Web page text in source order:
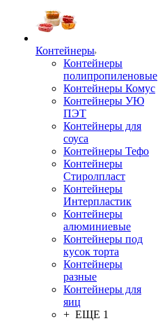
Контейнеры
Контейнеры
полипропиленовые
Контейнеры Комус
Контейнеры УЮ
ПЭТ
Контейнеры для
соуса
Контейнеры Тефо
Контейнеры
Стиролпласт
Контейнеры
Интерпластик
Контейнеры
алюминиевые
Контейнеры под
кусок торта
Контейнеры
разные
Контейнеры для
яиц
+ ЕЩЕ 1